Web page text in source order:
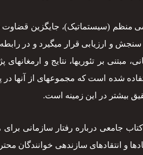
منظم (سیستماتیک)، جایگزین
و ارزیابی قرار می­گیرد و در
مبتنی بر تئوری­ها، نتایج و
بیشتر در این زمینه است.
جامعی درباره رفتار سازمانی برای
و انتقادهای سازنده­ی خوانندگان